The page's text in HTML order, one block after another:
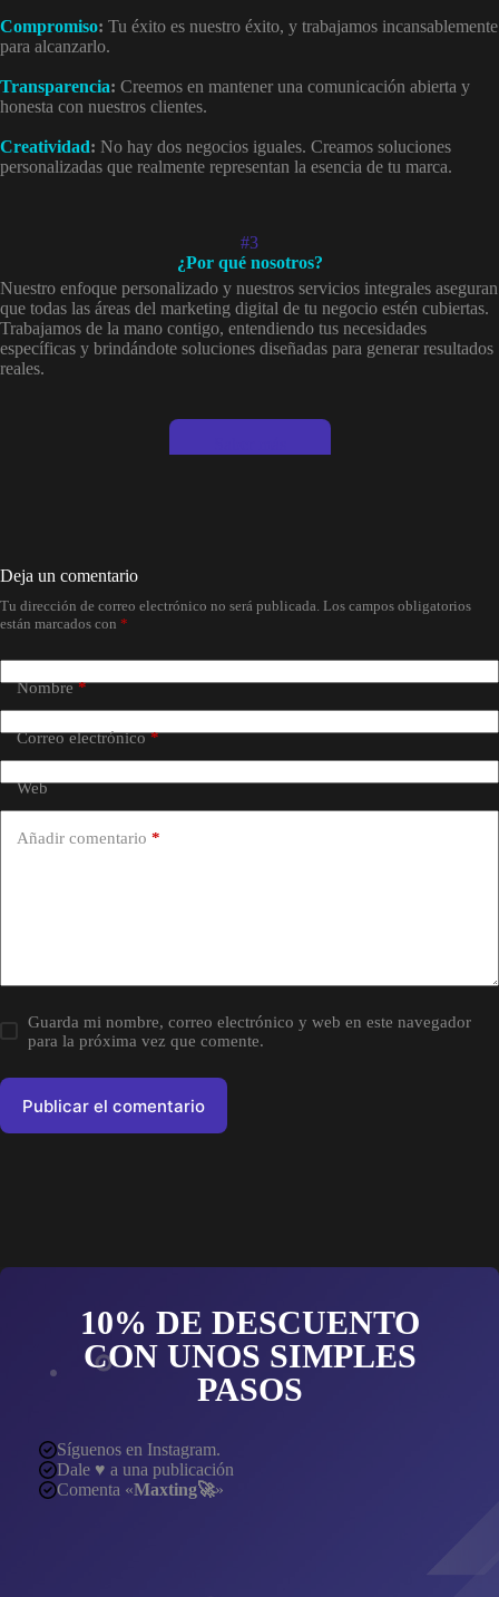
Compromiso: Tu éxito es nuestro éxito, y trabajamos incansablemente
para alcanzarlo.
Transparencia: Creemos en mantener una comunicación abierta y
honesta con nuestros clientes.
Creatividad: No hay dos negocios iguales. Creamos soluciones
personalizadas que realmente representan la esencia de tu marca.
#3
¿Por qué nosotros?
Nuestro enfoque personalizado y nuestros servicios integrales aseguran
que todas las áreas del marketing digital de tu negocio estén cubiertas.
Trabajamos de la mano contigo, entendiendo tus necesidades
específicas y brindándote soluciones diseñadas para generar resultados
reales.
Deja un comentario
Tu dirección de correo electrónico no será publicada. Los campos obligatorios
están marcados con *
Nombre*
Correo electrónico*
Web
Añadir comentario *
Guarda mi nombre, correo electrónico y web en este navegador
para la próxima vez que comente.
Publicar el comentario
10% DE DESCUENTO
CON UNOS SIMPLES
PASOS
Síguenos en Instagram.
Dale ♥️ a una publicación
Comenta «Maxting🚀»